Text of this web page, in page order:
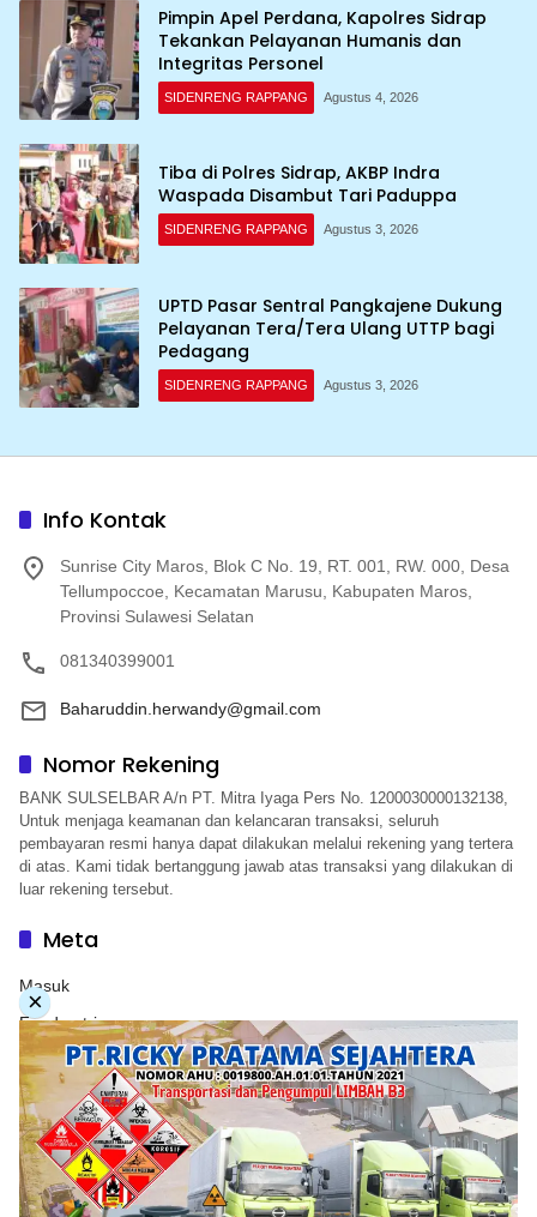
Pimpin Apel Perdana, Kapolres Sidrap
Tekankan Pelayanan Humanis dan
Integritas Personel
SIDENRENG RAPPANG Agustus 4, 2026
Tiba di Polres Sidrap, AKBP Indra
Waspada Disambut Tari Paduppa
SIDENRENG RAPPANG Agustus 3, 2026
UPTD Pasar Sentral Pangkajene Dukung
Pelayanan Tera/Tera Ulang UTTP bagi
Pedagang
SIDENRENG RAPPANG Agustus 3, 2026
Info Kontak
Sunrise City Maros, Blok C No. 19, RT. 001, RW. 000, Desa
Tellumpoccoe, Kecamatan Marusu, Kabupaten Maros,
Provinsi Sulawesi Selatan
081340399001
Baharuddin.herwandy@gmail.com
Nomor Rekening
BANK SULSELBAR A/n PT. Mitra Iyaga Pers No. 1200030000132138,
Untuk menjaga keamanan dan kelancaran transaksi, seluruh
pembayaran resmi hanya dapat dilakukan melalui rekening yang tertera
di atas. Kami tidak bertanggung jawab atas transaksi yang dilakukan di
luar rekening tersebut.
Meta
Masuk
Feed entri
Feed komentar
WordPress.org
×